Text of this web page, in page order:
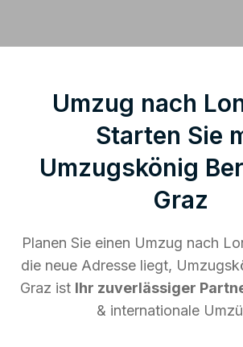
Umzug nach
Starten Sie
Umzugskönig
Graz
Planen Sie einen Umzug nach
die neue Adresse liegt,
Graz ist Ihr zuverlässiger
& internationale